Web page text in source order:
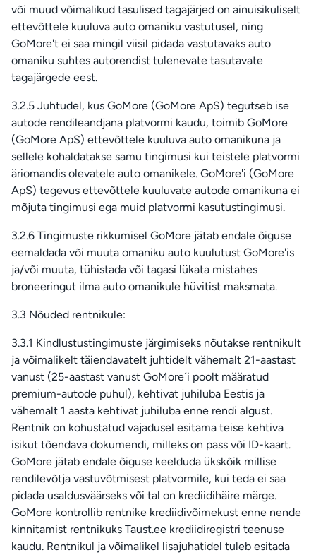
või muud võimalikud tasulised tagajärjed on ainuisikuliselt
ettevõttele kuuluva auto omaniku vastutusel, ning
GoMore't ei saa mingil viisil pidada vastutavaks auto
omaniku suhtes autorendist tulenevate tasutavate
tagajärgede eest.
3.2.5 Juhtudel, kus GoMore (GoMore ApS) tegutseb ise
autode rendileandjana platvormi kaudu, toimib GoMore
(GoMore ApS) ettevõttele kuuluva auto omanikuna ja
sellele kohaldatakse samu tingimusi kui teistele platvormi
äriomandis olevatele auto omanikele. GoMore'i (GoMore
ApS) tegevus ettevõttele kuuluvate autode omanikuna ei
mõjuta tingimusi ega muid platvormi kasutustingimusi.
3.2.6 Tingimuste rikkumisel GoMore jätab endale õiguse
eemaldada või muuta omaniku auto kuulutust GoMore'is
ja/või muuta, tühistada või tagasi lükata mistahes
broneeringut ilma auto omanikule hüvitist maksmata.
3.3 Nõuded rentnikule:
3.3.1 Kindlustustingimuste järgimiseks nõutakse rentnikult
ja võimalikelt täiendavatelt juhtidelt vähemalt 21-aastast
vanust (25-aastast vanust GoMore´i poolt määratud
premium-autode puhul), kehtivat juhiluba Eestis ja
vähemalt 1 aasta kehtivat juhiluba enne rendi algust.
Rentnik on kohustatud vajadusel esitama teise kehtiva
isikut tõendava dokumendi, milleks on pass või ID-kaart.
GoMore jätab endale õiguse keelduda ükskõik millise
rendilevõtja vastuvõtmisest platvormile, kui teda ei saa
pidada usaldusväärseks või tal on krediidihäire märge.
GoMore kontrollib rentnike krediidivõimekust enne nende
kinnitamist rentnikuks Taust.ee krediidiregistri teenuse
kaudu. Rentnikul ja võimalikel lisajuhatidel tuleb esitada